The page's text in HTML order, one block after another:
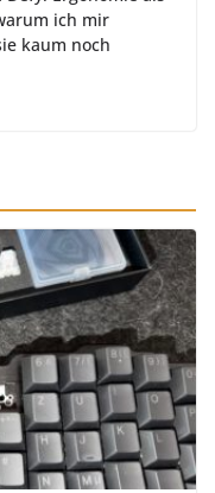
ich mir
kaum noch